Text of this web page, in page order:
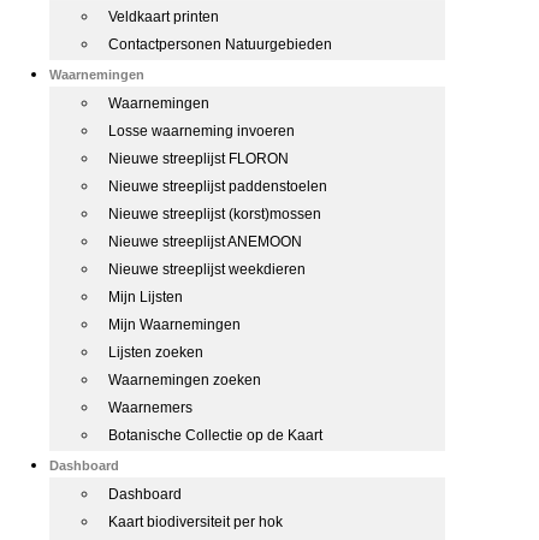
Veldkaart printen
Contactpersonen Natuurgebieden
Waarnemingen
Waarnemingen
Losse waarneming invoeren
Nieuwe streeplijst FLORON
Nieuwe streeplijst paddenstoelen
Nieuwe streeplijst (korst)mossen
Nieuwe streeplijst ANEMOON
Nieuwe streeplijst weekdieren
Mijn Lijsten
Mijn Waarnemingen
Lijsten zoeken
Waarnemingen zoeken
Waarnemers
Botanische Collectie op de Kaart
Dashboard
Dashboard
Kaart biodiversiteit per hok